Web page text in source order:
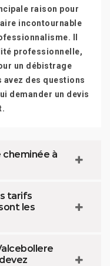
raison pour
incontournable
Il
professionnelle,
un débistrage
avez des questions
demander un devis
à
tarifs
les